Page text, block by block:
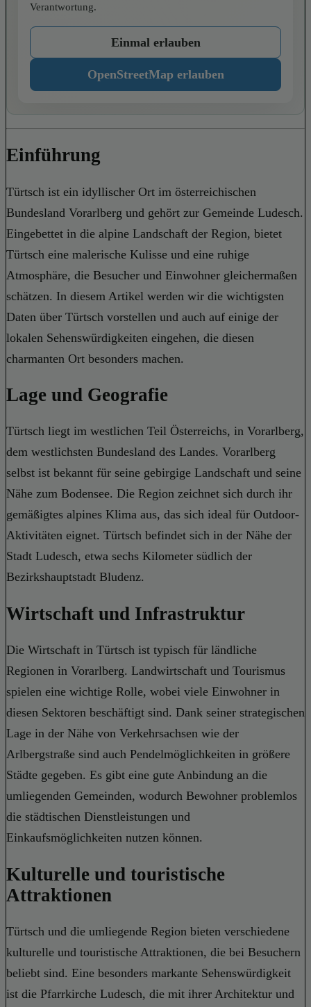
Verantwortung.
Einmal erlauben
OpenStreetMap erlauben
Einführung
Türtsch ist ein idyllischer Ort im österreichischen
Bundesland Vorarlberg und gehört zur Gemeinde Ludesch.
Eingebettet in die alpine Landschaft der Region, bietet
Türtsch eine malerische Kulisse und eine ruhige
Atmosphäre, die Besucher und Einwohner gleichermaßen
schätzen. In diesem Artikel werden wir die wichtigsten
Daten über Türtsch vorstellen und auch auf einige der
lokalen Sehenswürdigkeiten eingehen, die diesen
charmanten Ort besonders machen.
Lage und Geografie
Türtsch liegt im westlichen Teil Österreichs, in Vorarlberg,
dem westlichsten Bundesland des Landes. Vorarlberg
selbst ist bekannt für seine gebirgige Landschaft und seine
Nähe zum Bodensee. Die Region zeichnet sich durch ihr
gemäßigtes alpines Klima aus, das sich ideal für Outdoor-
Aktivitäten eignet. Türtsch befindet sich in der Nähe der
Stadt Ludesch, etwa sechs Kilometer südlich der
Bezirkshauptstadt Bludenz.
Wirtschaft und Infrastruktur
Die Wirtschaft in Türtsch ist typisch für ländliche
Regionen in Vorarlberg. Landwirtschaft und Tourismus
spielen eine wichtige Rolle, wobei viele Einwohner in
diesen Sektoren beschäftigt sind. Dank seiner strategischen
Lage in der Nähe von Verkehrsachsen wie der
Arlbergstraße sind auch Pendelmöglichkeiten in größere
Städte gegeben. Es gibt eine gute Anbindung an die
umliegenden Gemeinden, wodurch Bewohner problemlos
die städtischen Dienstleistungen und
Einkaufsmöglichkeiten nutzen können.
Kulturelle und touristische
Attraktionen
Türtsch und die umliegende Region bieten verschiedene
kulturelle und touristische Attraktionen, die bei Besuchern
beliebt sind. Eine besonders markante Sehenswürdigkeit
ist die Pfarrkirche Ludesch, die mit ihrer Architektur und